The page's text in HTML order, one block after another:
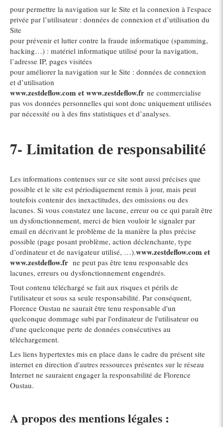
pour permettre la navigation sur le Site et la connexion à l'espace
privée par l’utilisateur : données de connexion et d’utilisation du
Site
pour prévenir et lutter contre la fraude informatique (spamming,
hacking…) : matériel informatique utilisé pour la navigation,
l’adresse IP, pages visitées
pour améliorer la navigation sur le Site : données de connexion
et d’utilisation
www.zestdeflow.com et www.zestdeflow.fr ne commercialise
pas vos données personnelles qui sont donc uniquement utilisées
par nécessité ou à des fins statistiques et d’analyses.
7- Limitation de responsabilité
Les informations contenues sur ce site sont aussi précises que
possible et le site est périodiquement remis à jour, mais peut
toutefois contenir des inexactitudes, des omissions ou des
lacunes. Si vous constatez une lacune, erreur ou ce qui paraît être
un dysfonctionnement, merci de bien vouloir le signaler par
email en décrivant le problème de la manière la plus précise
possible (page posant problème, action déclenchante, type
d’ordinateur et de navigateur utilisé, …).www.zestdeflow.com et
www.zestdeflow.fr ne peut pas être tenu responsable des
lacunes, erreurs ou dysfonctionnement engendrés.
Tout contenu téléchargé se fait aux risques et périls de
l'utilisateur et sous sa seule responsabilité. Par conséquent,
Florence Oustau ne saurait être tenu responsable d'un
quelconque dommage subi par l'ordinateur de l'utilisateur ou
d'une quelconque perte de données consécutives au
téléchargement.
Les liens hypertextes mis en place dans le cadre du présent site
internet en direction d'autres ressources présentes sur le réseau
Internet ne sauraient engager la responsabilité de Florence
Oustau.
A propos des mentions légales :